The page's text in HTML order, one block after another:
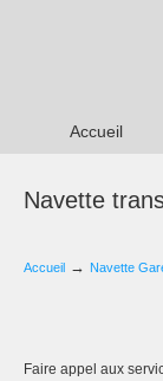
Accueil
Navette
Accueil → Navette
Faire appel aux